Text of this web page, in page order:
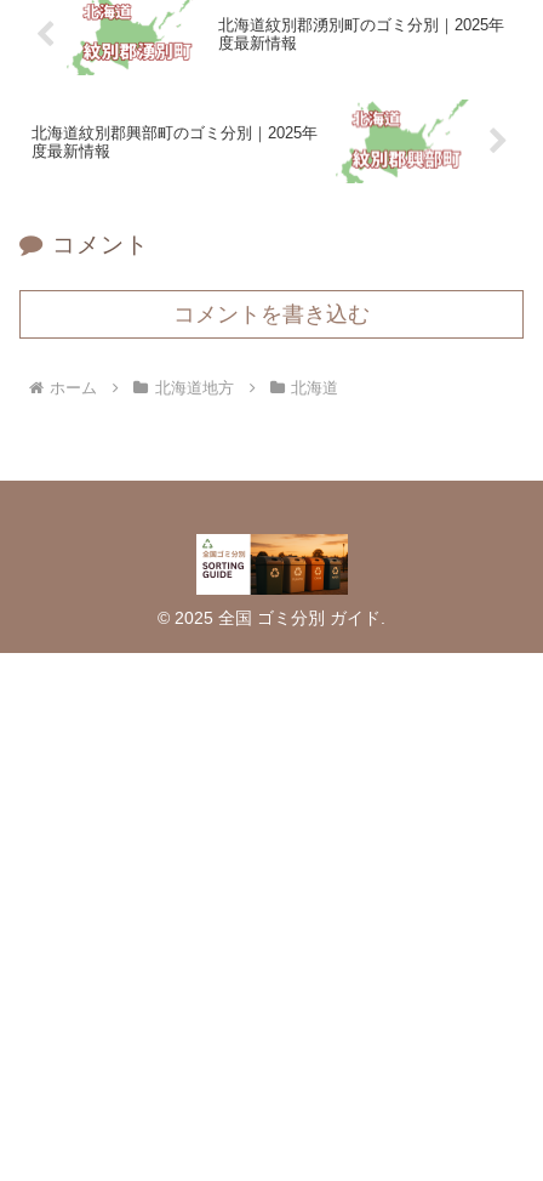
北海道紋別郡湧別町のゴミ分別｜2025年
度最新情報
北海道紋別郡興部町のゴミ分別｜2025年
度最新情報
コメント
コメントを書き込む
ホーム 北海道地方 北海道
© 2025 全国 ゴミ分別 ガイド.